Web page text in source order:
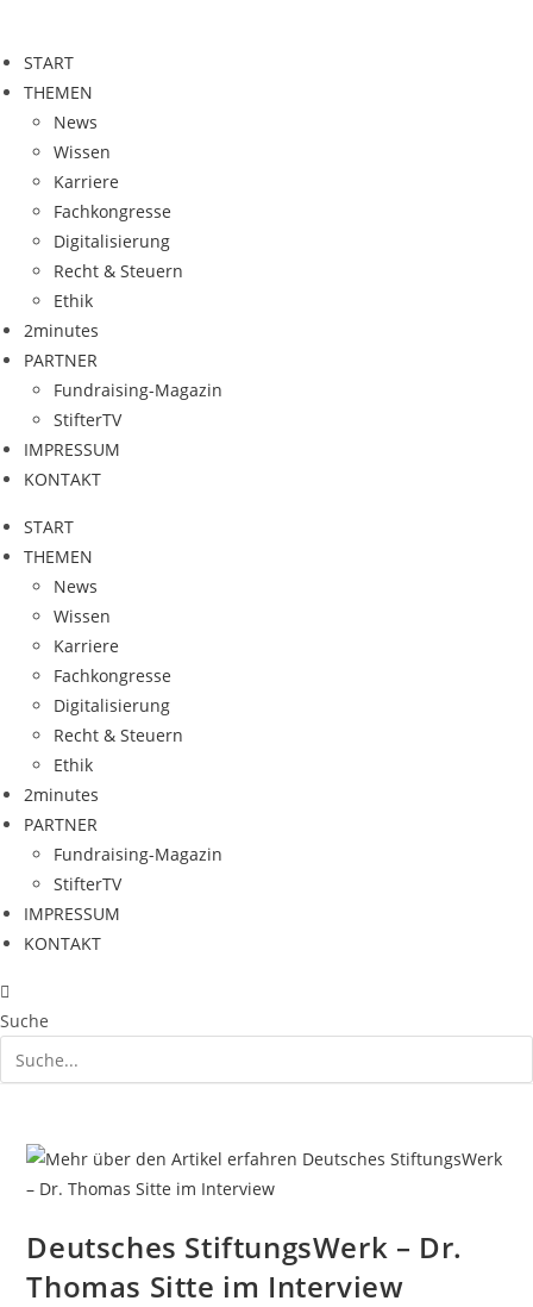
springen
START
THEMEN
News
Wissen
Karriere
Fachkongresse
Digitalisierung
Recht & Steuern
Ethik
2minutes
PARTNER
Fundraising-Magazin
StifterTV
IMPRESSUM
KONTAKT
START
THEMEN
News
Wissen
Karriere
Fachkongresse
Digitalisierung
Recht & Steuern
Ethik
2minutes
PARTNER
Fundraising-Magazin
StifterTV
IMPRESSUM
KONTAKT
Suche
Deutsches StiftungsWerk – Dr.
Thomas Sitte im Interview